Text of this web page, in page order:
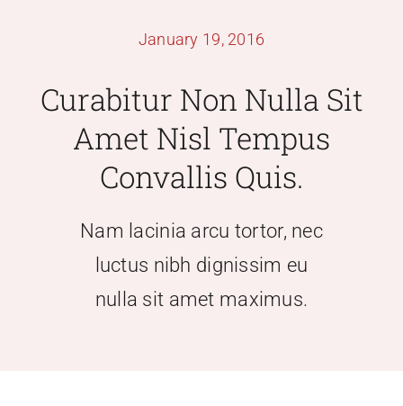
About the SBVFD
Services
Support SBVFD
January 19, 2016
Curabitur Non Nulla Sit
Amet Nisl Tempus
Convallis Quis.
Nam lacinia arcu tortor, nec
luctus nibh dignissim eu
nulla sit amet maximus.